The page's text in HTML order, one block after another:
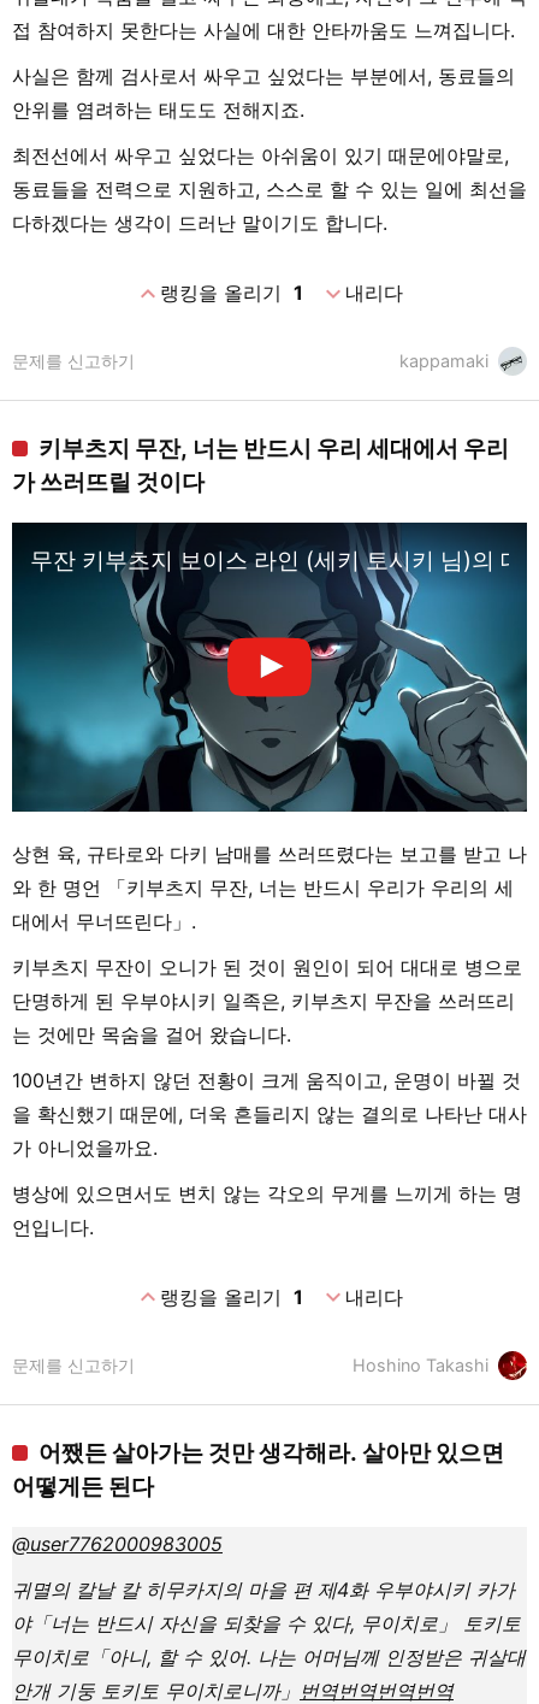
접 참여하지 못한다는 사실에 대한 안타까움도 느껴집니다.
사실은 함께 검사로서 싸우고 싶었다는 부분에서, 동료들의
안위를 염려하는 태도도 전해지죠.
최전선에서 싸우고 싶었다는 아쉬움이 있기 때문에야말로,
동료들을 전력으로 지원하고, 스스로 할 수 있는 일에 최선을
다하겠다는 생각이 드러난 말이기도 합니다.
expand_less랭킹을 올리기 1 expand_more내리다
kappamaki
문제를 신고하기
키부츠지 무잔, 너는 반드시 우리 세대에서 우리
가 쓰러뜨릴 것이다
무잔 키부츠지 보이스 라인 (세키 토시키 님)의 대
상현 육, 규타로와 다키 남매를 쓰러뜨렸다는 보고를 받고 나
와 한 명언 「키부츠지 무잔, 너는 반드시 우리가 우리의 세
대에서 무너뜨린다」.
키부츠지 무잔이 오니가 된 것이 원인이 되어 대대로 병으로
단명하게 된 우부야시키 일족은, 키부츠지 무잔을 쓰러뜨리
는 것에만 목숨을 걸어 왔습니다.
100년간 변하지 않던 전황이 크게 움직이고, 운명이 바뀔 것
을 확신했기 때문에, 더욱 흔들리지 않는 결의로 나타난 대사
가 아니었을까요.
병상에 있으면서도 변치 않는 각오의 무게를 느끼게 하는 명
언입니다.
expand_less랭킹을 올리기 1 expand_more내리다
Hoshino Takashi
문제를 신고하기
어쨌든 살아가는 것만 생각해라. 살아만 있으면
어떻게든 된다
@user7762000983005
귀멸의 칼날 칼 히무카지의 마을 편 제4화 우부야시키 카가
야「너는 반드시 자신을 되찾을 수 있다, 무이치로」 토키토
무이치로「아니, 할 수 있어. 나는 어머님께 인정받은 귀살대
안개 기둥 토키토 무이치로니까」 번역번역번역번역